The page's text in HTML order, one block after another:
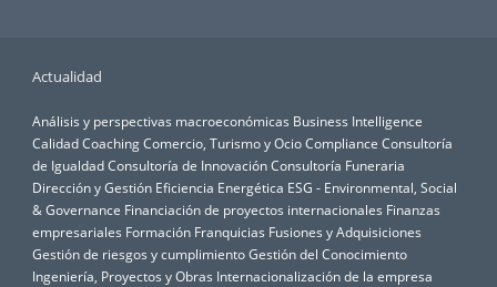
Actualidad
Análisis y perspectivas macroeconómicas Business Intelligence
CalidadCoachingComercio, Turismo y OcioCompliance Consultoría
de IgualdadConsultoría de InnovaciónConsultoría Funeraria
Dirección y Gestión Eficiencia Energética ESG - Environmental, Social
& Governance Financiación de proyectos internacionales Finanzas
empresariales Formación Franquicias Fusiones y Adquisiciones
Gestión de riesgos y cumplimientoGestión del Conocimiento
Ingeniería, Proyectos y Obras Internacionalización de la empresa